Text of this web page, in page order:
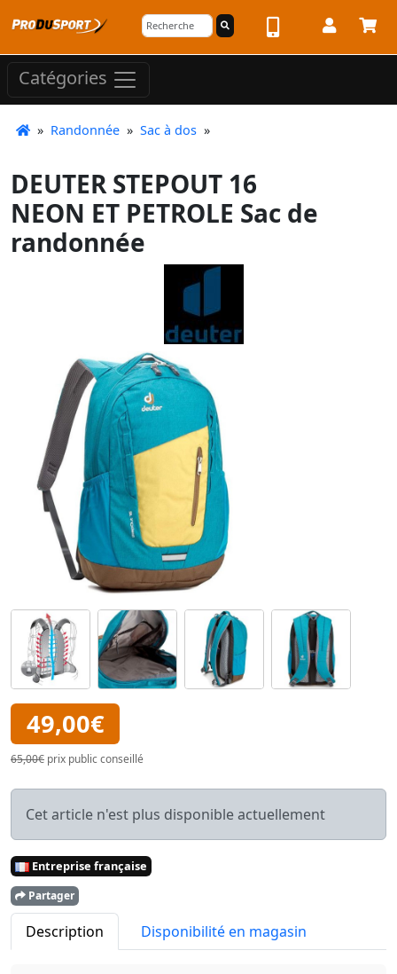
Catégories
» Randonnée » Sac à dos »
DEUTER STEPOUT 16
NEON ET PETROLE Sac de
randonnée
49,00€
65,00€ prix public conseillé
Cet article n'est plus disponible actuellement
Entreprise française
Partager
Description Disponibilité en magasin